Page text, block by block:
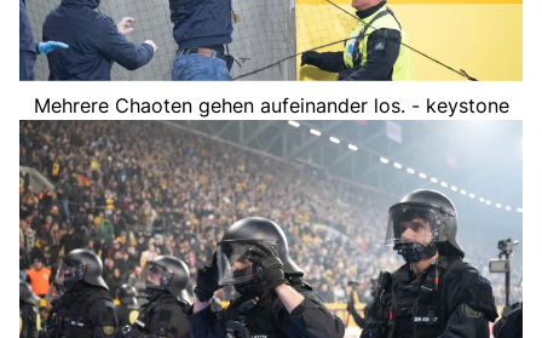
Mehrere Chaoten gehen aufeinander los. - keystone